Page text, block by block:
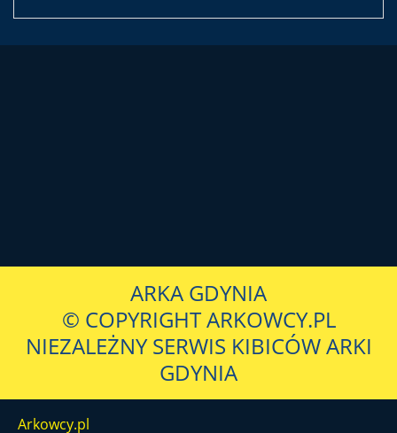
ARKA GDYNIA
© COPYRIGHT ARKOWCY.PL
NIEZALEŻNY SERWIS KIBICÓW ARKI
GDYNIA
Arkowcy.pl